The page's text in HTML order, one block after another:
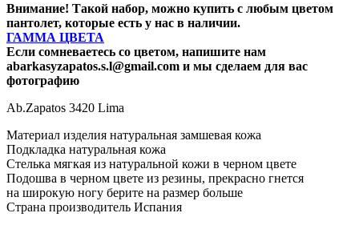
Внимание! Такой набор, можно купить с любым цветом
пантолет, которые есть у нас в наличии.
ГАММА ЦВЕТА
Если сомневаетесь со цветом, напишите нам
abarkasyzapatos.s.l@gmail.com и мы сделаем для вас
фотографию
Ab.Zapatos 3420 Lima
Материал изделия натуральная замшевая кожа
Подкладка натуральная кожа
Стелька мягкая из натуральной кожи в черном цвете
Подошва в черном цвете из резины, прекрасно гнется
на широкую ногу берите на размер больше
Страна производитель Испания